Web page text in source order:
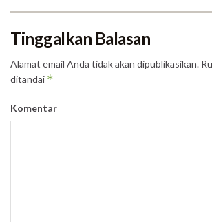
Tinggalkan Balasan
Alamat email Anda tidak akan dipublikasikan.
ditandai *
Komentar